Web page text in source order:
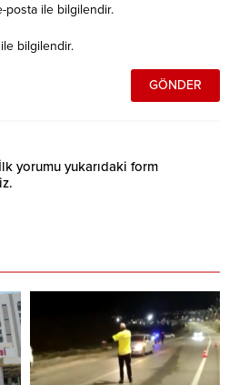
posta ile bilgilendir.
bilgilendir.
yorumu yukarıdaki form